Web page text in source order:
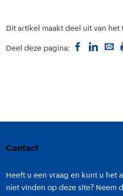
Dit artikel maakt deel uit van het
Deel deze pagina:
Contact
Heeft u een vraag en kunt u het
niet vinden op deze site? Neem